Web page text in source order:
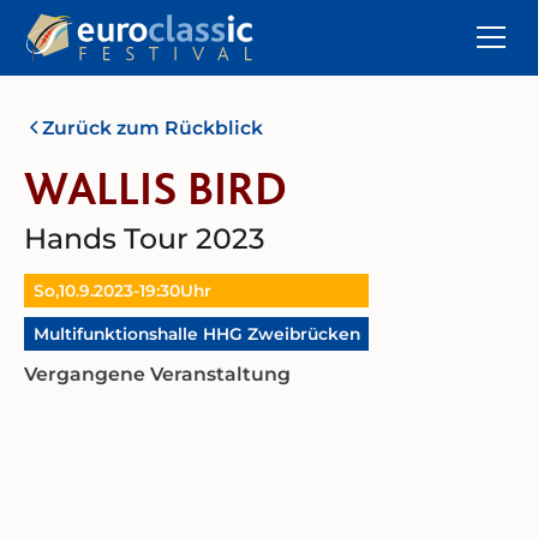
Zurück zum Rückblick
WALLIS BIRD
Hands Tour 2023
So,10.9.2023-19:30Uhr
Multifunktionshalle HHG Zweibrücken
Vergangene Veranstaltung